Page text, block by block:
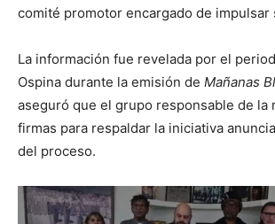
comité promotor encargado de impulsar
La información fue revelada por el
Ospina durante la emisión de Mañanas
aseguró que el grupo responsable de la
firmas para respaldar la iniciativa
del proceso.